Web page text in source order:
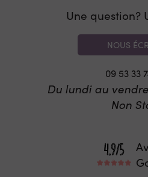
Une question?
NOUS
09 53 33
Du lundi au
Non